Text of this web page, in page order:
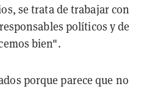
se trata de trabajar con
políticos y de
bien".
porque parece que no